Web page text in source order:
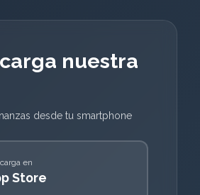
nuestra
desde tu smartphone
en
Store